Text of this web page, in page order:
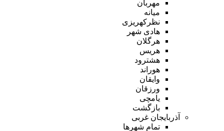
مهربان
میانه
نظرکهریزی
هادی شهر
هرگلان
هریس
هشترود
هوراند
وایقان
ورزقان
یامچی
بازگشت
آذربایجان غربی
تمام شهر‌ها